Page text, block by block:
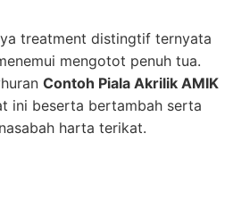
treatment distingtif ternyata
mengotot penuh tua.
Contoh Piala Akrilik AMIK
ini beserta bertambah serta
harta terikat.